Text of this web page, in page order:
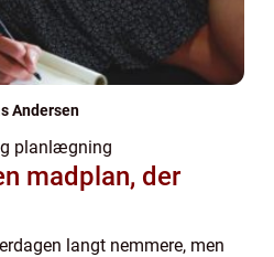
Andersen
planlægning
madplan, der
langt nemmere, men